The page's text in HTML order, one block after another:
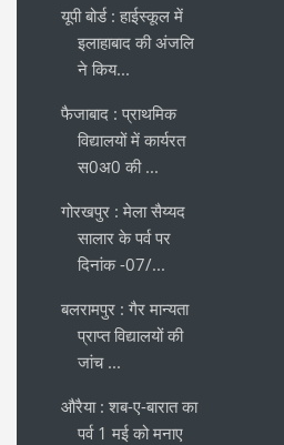
यूपी बोर्ड : हाईस्कूल में
इलाहाबाद की अंजलि
ने किय...
फैजाबाद : प्राथमिक
विद्यालयों में कार्यरत
स0अ0 की ...
गोरखपुर : मेला सैय्यद
सालार के पर्व पर
दिनांक -07/...
बलरामपुर : गैर मान्यता
प्राप्त विद्यालयों की
जांच ...
औरैया : शब-ए-बारात का
पर्व 1 मई को मनाए